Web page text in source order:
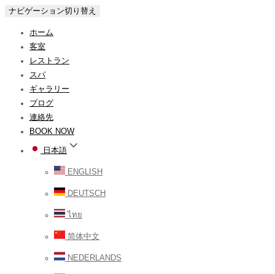
ナビゲーション切り替え
ホーム
客室
レストラン
スパ
ギャラリー
ブログ
連絡先
BOOK NOW
日本語
ENGLISH
DEUTSCH
ไทย
简体中文
NEDERLANDS